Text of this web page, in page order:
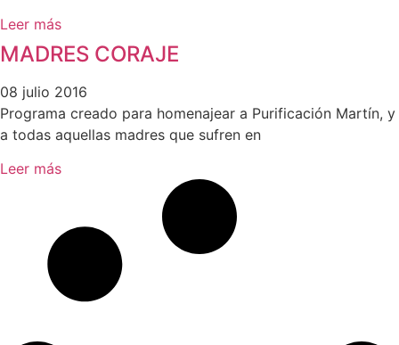
Leer más
MADRES CORAJE
08 julio 2016
Programa creado para homenajear a Purificación Martín, y
a todas aquellas madres que sufren en
Leer más